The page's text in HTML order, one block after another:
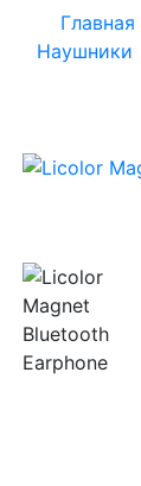
Главная
Наушники